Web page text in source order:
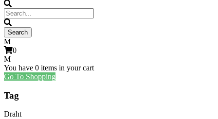
0
You have 0 items in your cart
Go To Shopping
Tag
Draht